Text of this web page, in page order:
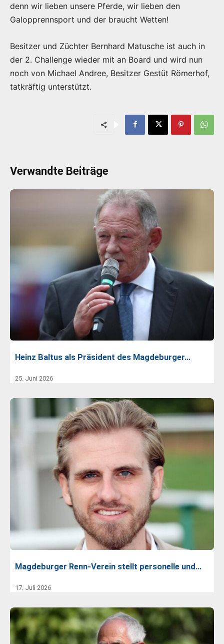
denn wir lieben unsere Pferde, wir lieben den
Galopprennsport und der braucht Wetten!
Besitzer und Züchter Bernhard Matusche ist auch in
der 2. Challenge wieder mit an Board und wird nun
noch von Michael Andree, Besitzer Gestüt Römerhof,
tatkräftig unterstützt.
Verwandte Beiträge
Heinz Baltus als Präsident des Magdeburger…
25. Juni 2026
Magdeburger Renn-Verein stellt personelle und…
17. Juli 2026